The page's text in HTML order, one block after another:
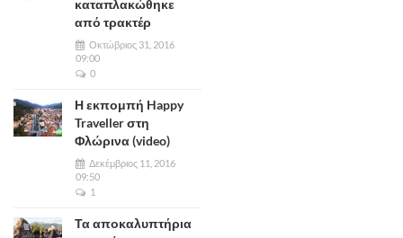
καταπλακώθηκε
από τρακτέρ
Οκτώβριος 31, 2016
09:00
0
Η εκπομπή Happy
Traveller στη
Φλώρινα (video)
Δεκέμβριος 11, 2016
09:50
1
Τα αποκαλυπτήρια